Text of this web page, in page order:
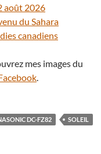
août 2026
du Sahara
canadiens
mes images du
DC-FZ82
SOLEIL